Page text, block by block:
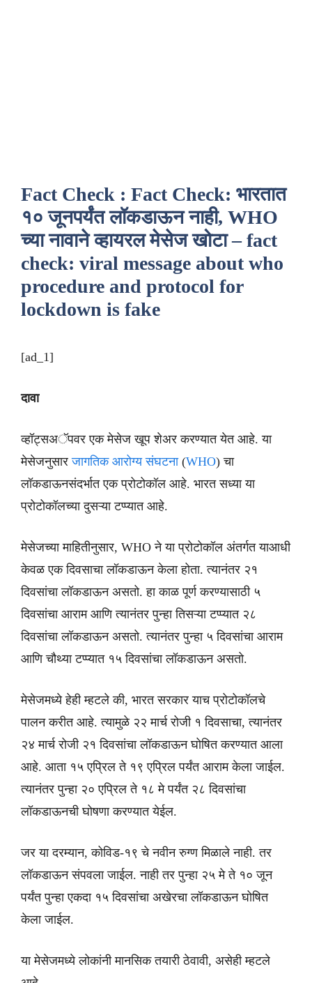
Fact Check : Fact Check: भारतात
१० जूनपर्यंत लॉकडाऊन नाही, WHO
च्या नावाने व्हायरल मेसेज खोटा – fact
check: viral message about who
procedure and protocol for
lockdown is fake
[ad_1]
दावा
व्हॉट्सअॅपवर एक मेसेज खूप शेअर करण्यात येत आहे. या
मेसेजनुसारजागतिक आरोग्य संघटना(WHO) चा
लॉकडाऊनसंदर्भात एक प्रोटोकॉल आहे. भारत सध्या या
प्रोटोकॉलच्या दुसऱ्या टप्प्यात आहे.
मेसेजच्या माहितीनुसार, WHO ने या प्रोटोकॉल अंतर्गत याआधी
केवळ एक दिवसाचा लॉकडाऊन केला होता. त्यानंतर २१
दिवसांचा लॉकडाऊन असतो. हा काळ पूर्ण करण्यासाठी ५
दिवसांचा आराम आणि त्यानंतर पुन्हा तिसऱ्या टप्प्यात २८
दिवसांचा लॉकडाऊन असतो. त्यानंतर पुन्हा ५ दिवसांचा आराम
आणि चौथ्या टप्प्यात १५ दिवसांचा लॉकडाऊन असतो.
मेसेजमध्ये हेही म्हटले की, भारत सरकार याच प्रोटोकॉलचे
पालन करीत आहे. त्यामुळे २२ मार्च रोजी १ दिवसाचा, त्यानंतर
२४ मार्च रोजी २१ दिवसांचा लॉकडाऊन घोषित करण्यात आला
आहे. आता १५ एप्रिल ते १९ एप्रिल पर्यंत आराम केला जाईल.
त्यानंतर पुन्हा २० एप्रिल ते १८ मे पर्यंत २८ दिवसांचा
लॉकडाऊनची घोषणा करण्यात येईल.
जर या दरम्यान, कोविड-१९ चे नवीन रुग्ण मिळाले नाही. तर
लॉकडाऊन संपवला जाईल. नाही तर पुन्हा २५ मे ते १० जून
पर्यंत पुन्हा एकदा १५ दिवसांचा अखेरचा लॉकडाऊन घोषित
केला जाईल.
या मेसेजमध्ये लोकांनी मानसिक तयारी ठेवावी, असेही म्हटले